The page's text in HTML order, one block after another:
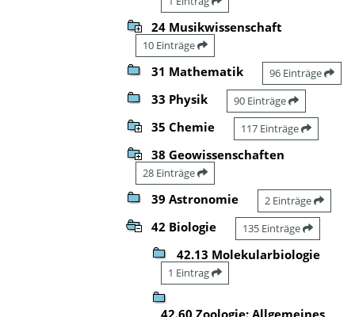
24 Musikwissenschaft
10 Einträge
31 Mathematik 96 Einträge
33 Physik 90 Einträge
35 Chemie 117 Einträge
38 Geowissenschaften
28 Einträge
39 Astronomie 2 Einträge
42 Biologie 135 Einträge
42.13 Molekularbiologie
1 Eintrag
42.60 Zoologie: Allgemeines